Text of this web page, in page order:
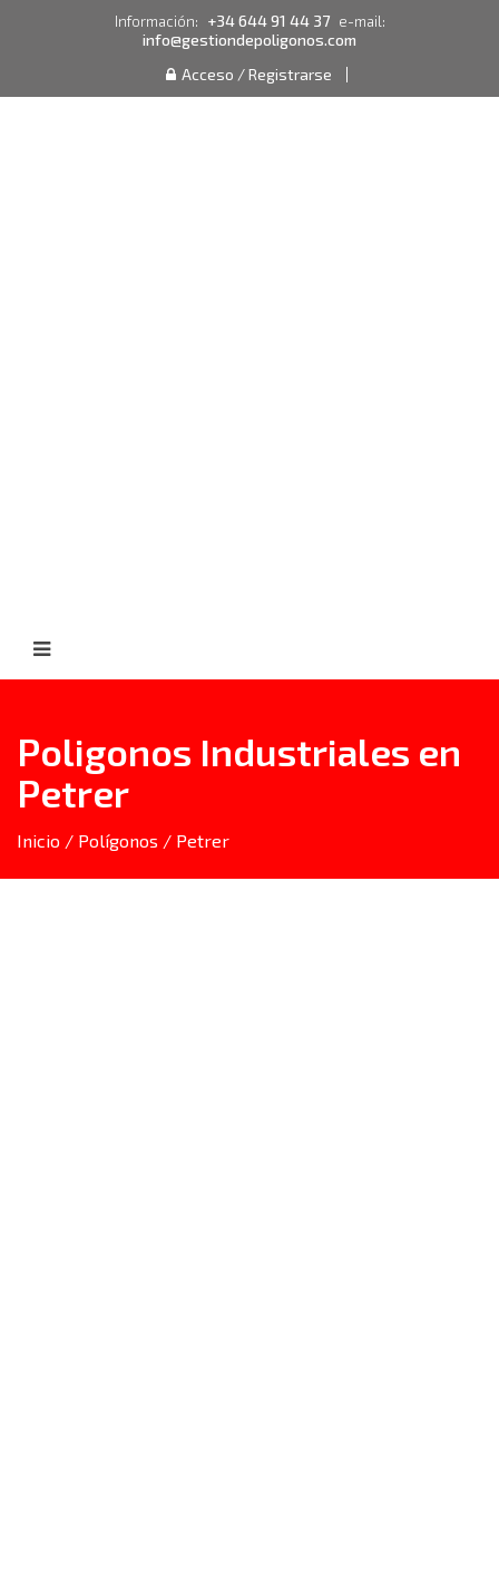
Información: +34 644 91 44 37 e-mail:
info@gestiondepoligonos.com
Acceso / Registrarse
Poligonos Industriales en
Petrer
Inicio / Polígonos / Petrer